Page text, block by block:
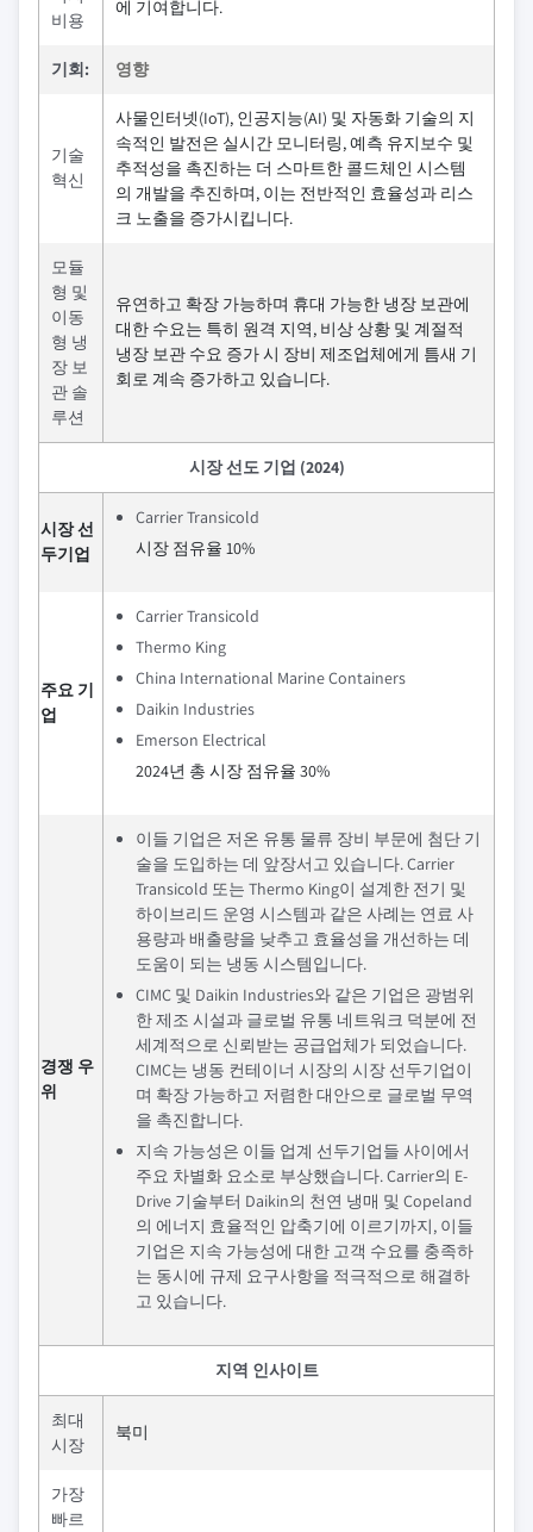
비용
에 기여합니다.
기회: 영향
기술
혁신
사물인터넷(IoT), 인공지능(AI) 및 자동화 기술의 지
속적인 발전은 실시간 모니터링, 예측 유지보수 및
추적성을 촉진하는 더 스마트한 콜드체인 시스템
의 개발을 추진하며, 이는 전반적인 효율성과 리스
크 노출을 증가시킵니다.
모듈
형 및
이동
형 냉
장 보
관 솔
루션
유연하고 확장 가능하며 휴대 가능한 냉장 보관에
대한 수요는 특히 원격 지역, 비상 상황 및 계절적
냉장 보관 수요 증가 시 장비 제조업체에게 틈새 기
회로 계속 증가하고 있습니다.
시장 선도 기업 (2024)
시장 선
두기업
Carrier Transicold
시장 점유율 10%
주요 기
업
Carrier Transicold
Thermo King
China International Marine Containers
Daikin Industries
Emerson Electrical
2024년 총 시장 점유율 30%
경쟁 우
위
이들 기업은 저온 유통 물류 장비 부문에 첨단 기
술을 도입하는 데 앞장서고 있습니다. Carrier
Transicold 또는 Thermo King이 설계한 전기 및
하이브리드 운영 시스템과 같은 사례는 연료 사
용량과 배출량을 낮추고 효율성을 개선하는 데
도움이 되는 냉동 시스템입니다.
CIMC 및 Daikin Industries와 같은 기업은 광범위
한 제조 시설과 글로벌 유통 네트워크 덕분에 전
세계적으로 신뢰받는 공급업체가 되었습니다.
CIMC는 냉동 컨테이너 시장의 시장 선두기업이
며 확장 가능하고 저렴한 대안으로 글로벌 무역
을 촉진합니다.
지속 가능성은 이들 업계 선두기업들 사이에서
주요 차별화 요소로 부상했습니다. Carrier의 E-
Drive 기술부터 Daikin의 천연 냉매 및 Copeland
의 에너지 효율적인 압축기에 이르기까지, 이들
기업은 지속 가능성에 대한 고객 수요를 충족하
는 동시에 규제 요구사항을 적극적으로 해결하
고 있습니다.
지역 인사이트
최대
시장
북미
가장
빠르